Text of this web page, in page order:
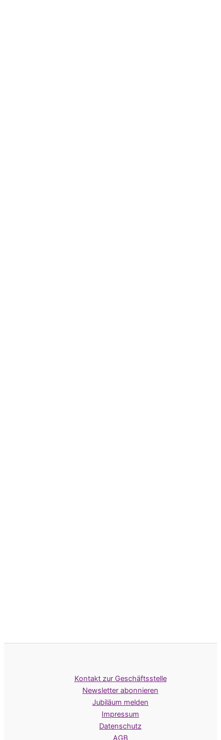
Kontakt zur Geschäftsstelle
Newsletter abonnieren
Jubiläum melden
Impressum
Datenschutz
AGB